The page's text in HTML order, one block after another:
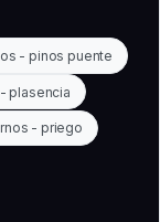
- pinos puente
plasencia
- priego